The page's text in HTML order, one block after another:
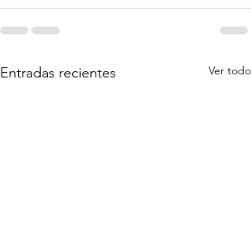
Entradas recientes Ver todo